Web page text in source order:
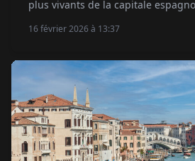
plus vivants de la capitale
16 février 2026 à 13:37